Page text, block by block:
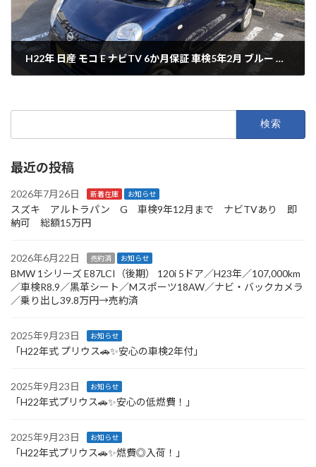
H22年 日産 モコ E ナビTV 6か月保証 車検5年2月 ブルー 走行89,368km
最近の投稿
2026年7月26日 新着在庫 お知らせ
スズキ アルトラパン G 車検9年12月まで ナビTVあり 即
納可 総額15万円
2026年6月22日 売約済 お知らせ
BMW 1シリーズ E87LCI（後期） 120i 5ドア／H23年／107,000km
／車検R8.9／黒革シート／Mスポーツ18AW／ナビ・バックカメラ
／乗り出し39.8万円→売約済
2025年9月23日 お知らせ
「H22年式 プリウス🚗✨安心の車検2年付」
2025年9月23日 お知らせ
「H22年式プリウス🚗✨安心の低燃費！」
2025年9月23日 お知らせ
「H22年式プリウス🚗✨燃費◎入荷！」